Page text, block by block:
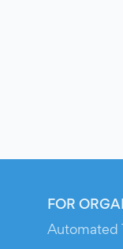
FOR
Automated